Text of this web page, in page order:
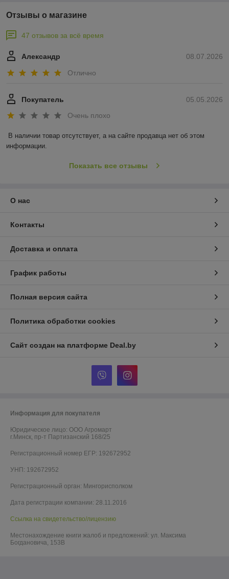
Отзывы о магазине
47 отзывов за всё время
08.07.2026
Александр
Отлично
05.05.2026
Покупатель
Очень плохо
В наличии товар отсутствует, а на сайте продавца нет об этом
информации.
Показать все отзывы
О нас
Контакты
Доставка и оплата
График работы
Полная версия сайта
Политика обработки cookies
Сайт создан на платформе Deal.by
Информация для покупателя
Юридическое лицо: ООО Агромарт
г.Минск, пр-т Партизанский 168/25
Регистрационный номер ЕГР: 192672952
УНП: 192672952
Регистрационный орган: Мингорисполком
Дата регистрации компании: 28.11.2016
Ссылка на свидетельство/лицензию
Местонахождение книги жалоб и предложений: ул. Максима
Богдановича, 153В